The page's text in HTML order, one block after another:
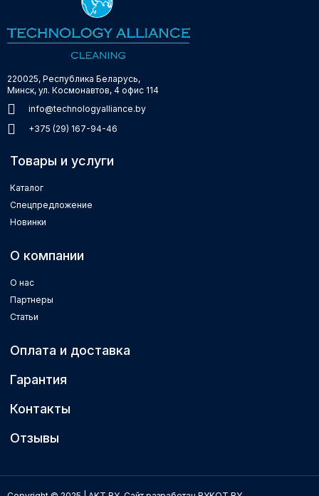
220025, Республика Беларусь,
Минск, ул. Космонавтов, 4 офис 114
info@technologyalliance.by
+375 (29) 167-94-46
Товары и услуги
Каталог
Спецпредложение
Новинки
О компании
О нас
Партнеры
Статьи
Оплата и доставка
Гарантия
Контакты
Отзывы